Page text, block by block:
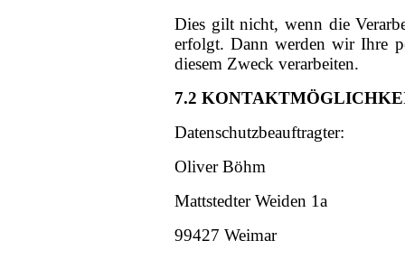
Dies gilt nicht, wenn die
erfolgt. Dann werden wir Ihre
diesem Zweck verarbeiten.
7.2
Datenschutzbeauftragter:
Oliver Böhm
Mattstedter Weiden 1a
99427 Weimar